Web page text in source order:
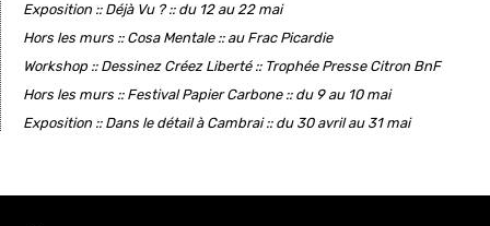
Exposition :: Déjà Vu ? :: du 12 au 22 mai
Hors les murs :: Cosa Mentale :: au Frac Picardie
Workshop :: Dessinez Créez Liberté :: Trophée Presse Citron BnF
Hors les murs :: Festival Papier Carbone :: du 9 au 10 mai
Exposition :: Dans le détail à Cambrai :: du 30 avril au 31 mai